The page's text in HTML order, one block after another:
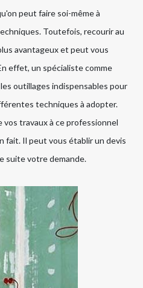
peut faire soi-même à
Toutefois, recourir au
avantageux et peut vous
effet, un spécialiste comme
outillages indispensables pour
techniques à adopter.
travaux à ce professionnel
fait. Il peut vous établir un devis
suite votre demande.